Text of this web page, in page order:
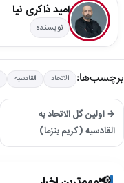
امید ذاکری نیا
نویسنده
برچسب‌ها: الاتحاد القادسیه
→ اولین گل الاتحاد به
القادسیه (کریم بنزما)